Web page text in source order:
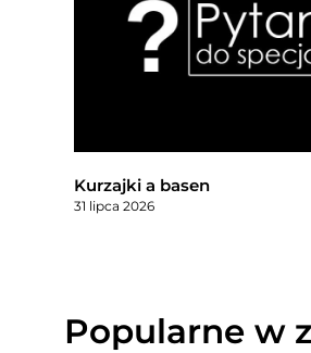
Kurzajki a basen
31 lipca 2026
Popularne w